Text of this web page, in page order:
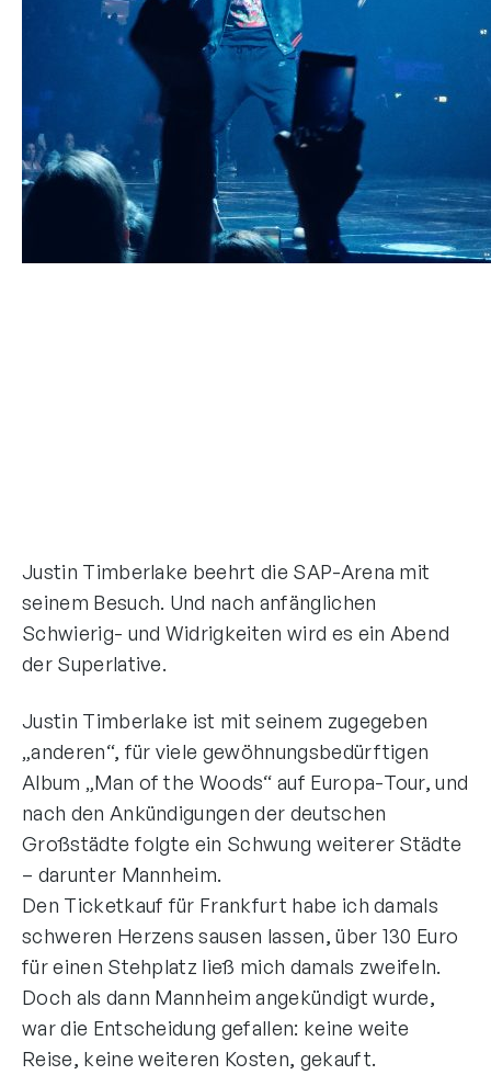
Justin Timberlake beehrt die SAP-Arena mit
seinem Besuch. Und nach anfänglichen
Schwierig- und Widrigkeiten wird es ein Abend
der Superlative.
Justin Timberlake ist mit seinem zugegeben
„anderen“, für viele gewöhnungsbedürftigen
Album „Man of the Woods“ auf Europa-Tour, und
nach den Ankündigungen der deutschen
Großstädte folgte ein Schwung weiterer Städte
– darunter Mannheim.
Den Ticketkauf für Frankfurt habe ich damals
schweren Herzens sausen lassen, über 130 Euro
für einen Stehplatz ließ mich damals zweifeln.
Doch als dann Mannheim angekündigt wurde,
war die Entscheidung gefallen: keine weite
Reise, keine weiteren Kosten, gekauft.